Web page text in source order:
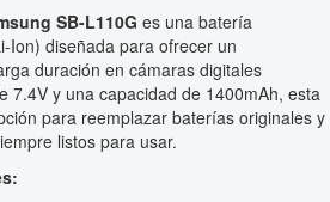
SB-L110G es una batería
Ion) diseñada para ofrecer un
duración en cámaras digitales
7.4V y una capacidad de 1400mAh, esta
para reemplazar baterías originales y
listos para usar.